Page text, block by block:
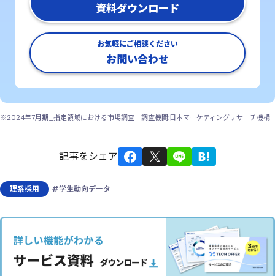
資料ダウンロード
お気軽にご相談ください
お問い合わせ
※2024年7月期_指定領域における市場調査 調査機関:日本マーケティングリサーチ機構
記事をシェア
理系採用 #学生動向データ